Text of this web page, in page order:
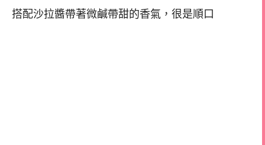
搭配沙拉醬帶著微鹹帶甜的香氣，很是順口